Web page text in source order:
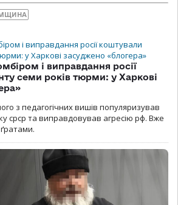
і виправдання росії
семи років тюрми: у Харкові
з педагогічних вишів популяризував
срср та виправдовував агресію рф. Вже